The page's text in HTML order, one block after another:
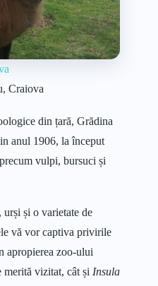
Craiova
din țară, Grădina
anul 1906, la început
vulpi, bursuci și
și o varietate de
vă vor captiva privirile
apropierea zoo-ului
merită vizitat, cât și Insula